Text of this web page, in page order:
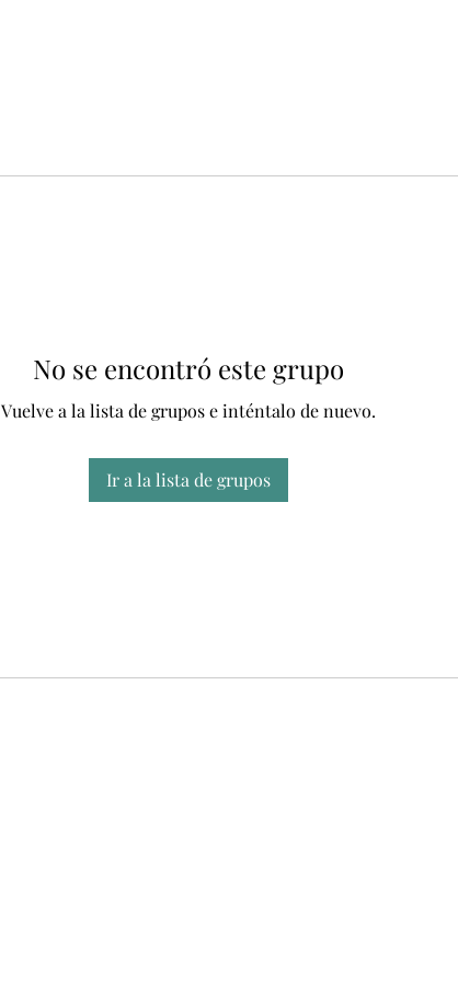
No se encontró este grupo
Vuelve a la lista de grupos e inténtalo de nuevo.
Ir a la lista de grupos